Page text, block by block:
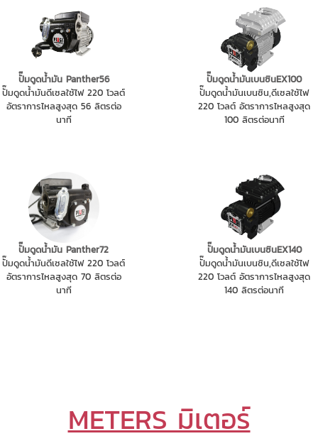
ปั๊มดูดน้ำมัน Panther56
ปั๊มดูดน้ำมันดีเซลใช้ไฟ 220 โวลต์
อัตราการไหลสูงสุด 56 ลิตรต่อ
นาที
ปั๊มดูดน้ำมัน Panther72
ปั๊มดูดน้ำมันดีเซลใช้ไฟ 220 โวลต์
อัตราการไหลสูงสุด 70 ลิตรต่อ
นาที
ปั๊มดูดน้ำมันเบนซินEX100
ปั๊มดูดน้ำมันเบนซิน,ดีเซลใช้ไฟ
220 โวลต์ อัตราการไหลสูงสุด
100 ลิตรต่อนาที
ปั๊มดูดน้ำมันเบนซินEX140
ปั๊มดูดน้ำมันเบนซิน,ดีเซลใช้ไฟ
220 โวลต์ อัตราการไหลสูงสุด
140 ลิตรต่อนาที
METERS มิเตอร์